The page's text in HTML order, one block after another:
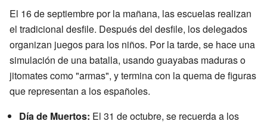
El 16 de septiembre por la mañana, las escuelas realizan
el tradicional desfile. Después del desfile, los delegados
organizan juegos para los niños. Por la tarde, se hace una
simulación de una batalla, usando guayabas maduras o
jitomates como "armas", y termina con la quema de figuras
que representan a los españoles.
Día de Muertos: El 31 de octubre, se recuerda a los